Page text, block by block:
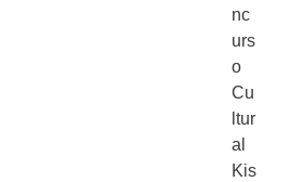
nc
urs
o
Cu
ltur
al
Kis